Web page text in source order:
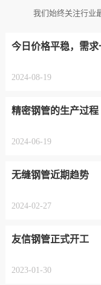
我们始终关注行业
今日价格平稳，需求
2024-08-19
精密钢管的生产过程
2024-06-19
无缝钢管近期趋势
2024-02-27
友信钢管正式开工
2023-01-30